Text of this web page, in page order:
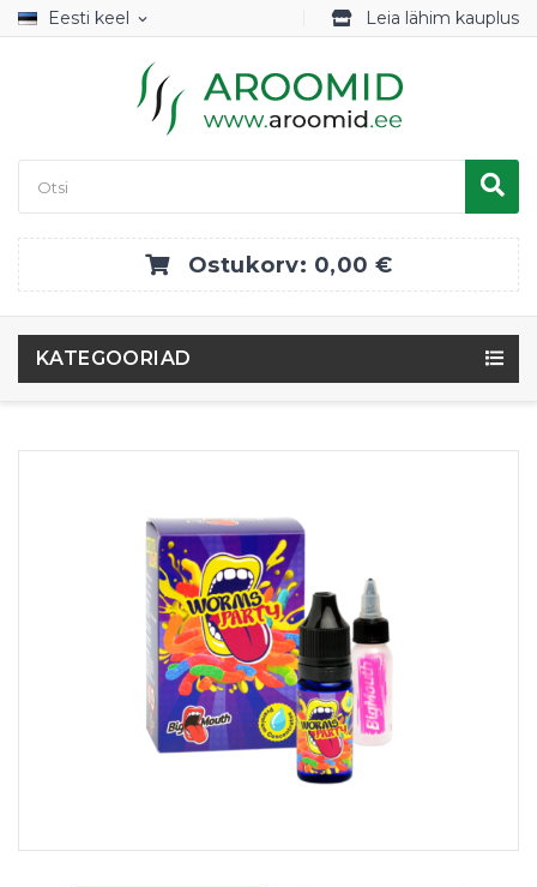
Eesti keel expand_more Leia lähim kauplus
Ostukorv: 0,00 €
KATEGOORIAD